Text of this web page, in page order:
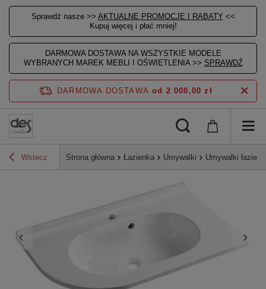
Sprawdź nasze >> AKTUALNE PROMOCJE I RABATY <<
Kupuj więcej i płać mniej!
DARMOWA DOSTAWA NA WSZYSTKIE MODELE
WYBRANYCH MAREK MEBLI I OŚWIETLENIA >> SPRAWDŹ
DARMOWA DOSTAWA od 2 000,00 zł
Wstecz Strona główna Łazienka Umywalki Umywalki